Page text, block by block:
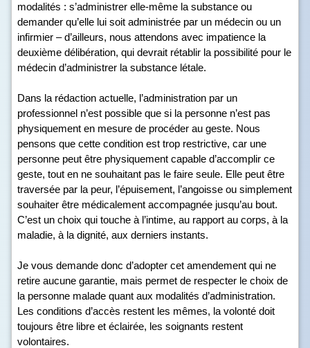
modalités : s’administrer elle-même la substance ou
demander qu’elle lui soit administrée par un médecin ou un
infirmier – d’ailleurs, nous attendons avec impatience la
deuxième délibération, qui devrait rétablir la possibilité pour le
médecin d’administrer la substance létale.
Dans la rédaction actuelle, l’administration par un
professionnel n’est possible que si la personne n’est pas
physiquement en mesure de procéder au geste. Nous
pensons que cette condition est trop restrictive, car une
personne peut être physiquement capable d’accomplir ce
geste, tout en ne souhaitant pas le faire seule. Elle peut être
traversée par la peur, l’épuisement, l’angoisse ou simplement
souhaiter être médicalement accompagnée jusqu’au bout.
C’est un choix qui touche à l’intime, au rapport au corps, à la
maladie, à la dignité, aux derniers instants.
Je vous demande donc d’adopter cet amendement qui ne
retire aucune garantie, mais permet de respecter le choix de
la personne malade quant aux modalités d’administration.
Les conditions d’accès restent les mêmes, la volonté doit
toujours être libre et éclairée, les soignants restent
volontaires.